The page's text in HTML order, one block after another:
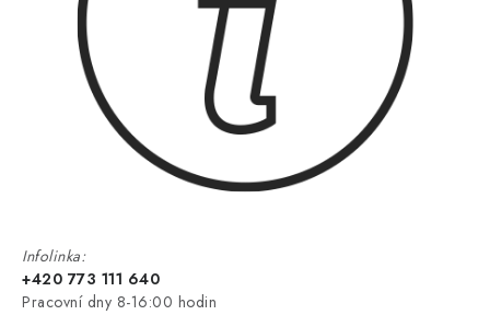
Infolinka:
+420 773 111 640
Pracovní dny 8-16:00 hodin